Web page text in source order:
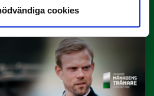
cookies